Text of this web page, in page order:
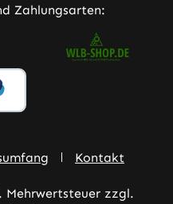
Zahlungsarten:
Kontakt
Mehrwertsteuer zzgl.